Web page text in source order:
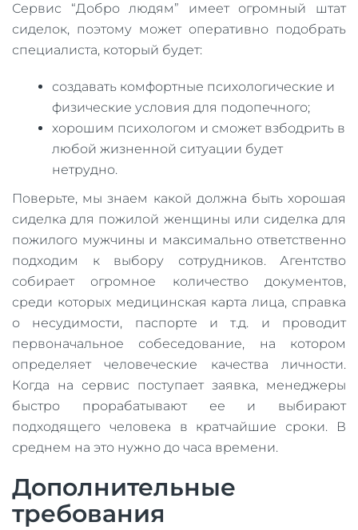
Сервис “Добро людям” имеет огромный штат
сиделок, поэтому может оперативно подобрать
специалиста, который будет:
создавать комфортные психологические и
физические условия для подопечного;
хорошим психологом и сможет взбодрить в
любой жизненной ситуации будет
нетрудно.
Поверьте, мы знаем какой должна быть хорошая
сиделка для пожилой женщины или сиделка для
пожилого мужчины и максимально ответственно
подходим к выбору сотрудников. Агентство
собирает огромное количество документов,
среди которых медицинская карта лица, справка
о несудимости, паспорте и т.д. и проводит
первоначальное собеседование, на котором
определяет человеческие качества личности.
Когда на сервис поступает заявка, менеджеры
быстро прорабатывают ее и выбирают
подходящего человека в кратчайшие сроки. В
среднем на это нужно до часа времени.
Дополнительные
требования